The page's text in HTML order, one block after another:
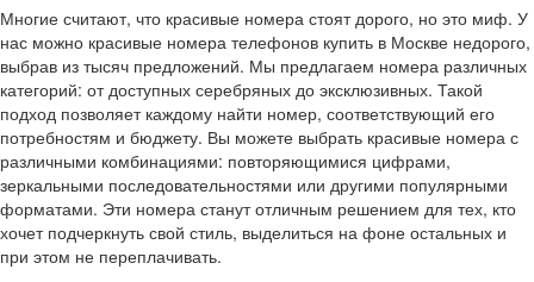
Многие считают, что красивые номера стоят дорого, но это миф. У
нас можно красивые номера телефонов купить в Москве недорого,
выбрав из тысяч предложений. Мы предлагаем номера различных
категорий: от доступных серебряных до эксклюзивных. Такой
подход позволяет каждому найти номер, соответствующий его
потребностям и бюджету. Вы можете выбрать красивые номера с
различными комбинациями: повторяющимися цифрами,
зеркальными последовательностями или другими популярными
форматами. Эти номера станут отличным решением для тех, кто
хочет подчеркнуть свой стиль, выделиться на фоне остальных и
при этом не переплачивать.